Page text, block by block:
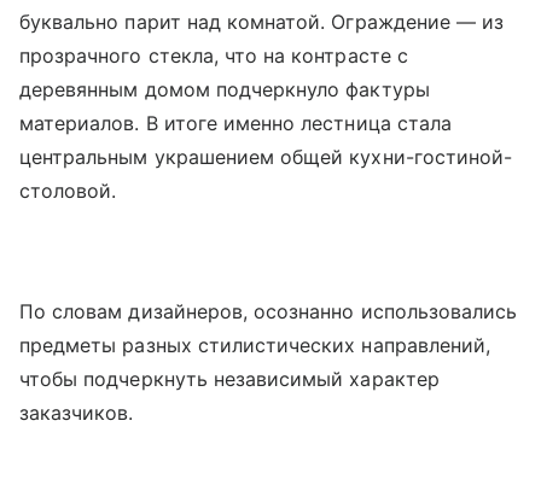
буквально парит над комнатой. Ограждение — из
прозрачного стекла, что на контрасте с
деревянным домом подчеркнуло фактуры
материалов. В итоге именно лестница стала
центральным украшением общей кухни-гостиной-
столовой.
По словам дизайнеров, осознанно использовались
предметы разных стилистических направлений,
чтобы подчеркнуть независимый характер
заказчиков.